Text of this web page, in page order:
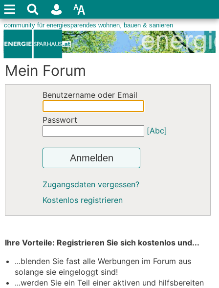
Mein Forum
Benutzername oder Email
Passwort
[Abc]
Anmelden
Zugangsdaten vergessen?
Kostenlos registrieren
Ihre Vorteile: Registrieren Sie sich kostenlos und...
...blenden Sie fast alle Werbungen im Forum aus
solange sie eingeloggt sind!
...werden Sie ein Teil einer aktiven und hilfsbereiten